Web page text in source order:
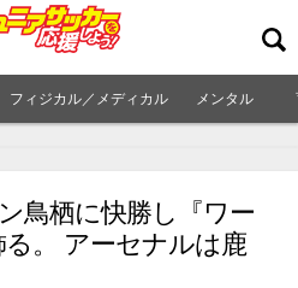
フィジカル／メディカル メンタル
鳥栖に快勝し『ワー
。 アーセナルは鹿